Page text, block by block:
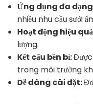
Ứng dụng đa
nhiều nhu cầu sưởi
Hoạt động hiệu
lượng.
Kết cấu bền bỉ:
trong môi trường
Dễ dàng cài đặt: